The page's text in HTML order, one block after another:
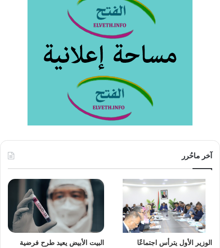
آخر ماحُرر
الوزير الأول يترأس اجتماعًا
البيت الأبيض يعيد طرح فرضية